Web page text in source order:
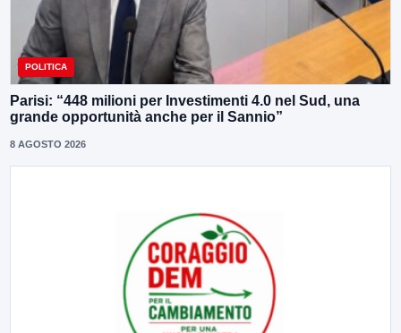
POLITICA
Parisi: “448 milioni per Investimenti 4.0 nel Sud, una
grande opportunità anche per il Sannio”
8 AGOSTO 2026